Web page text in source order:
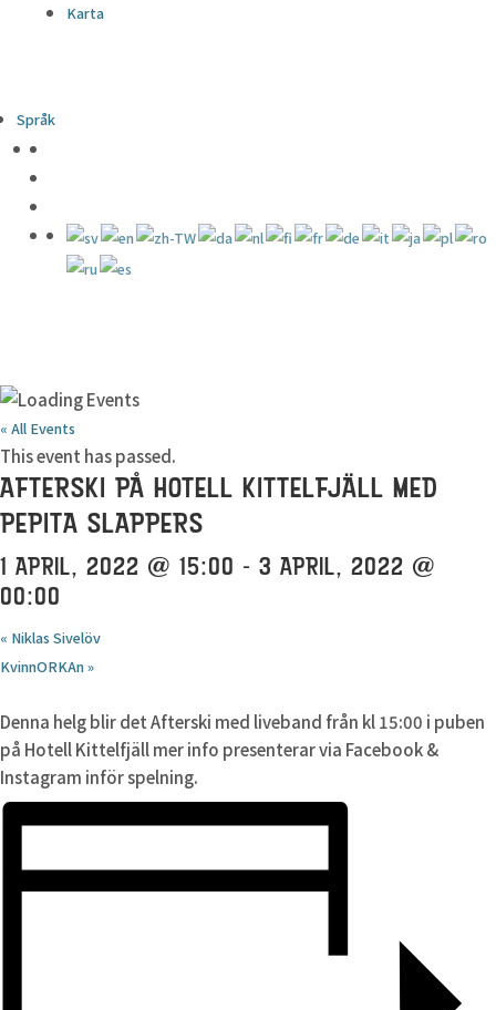
Karta
Språk
« All Events
This event has passed.
AFTERSKI PÅ HOTELL KITTELFJÄLL MED
PEPITA SLAPPERS
1 APRIL, 2022 @ 15:00 - 3 APRIL, 2022 @
00:00
« Niklas Sivelöv
KvinnORKAn»
Denna helg blir det Afterski med liveband från kl 15:00 i puben
på Hotell Kittelfjäll mer info presenterar via Facebook &
Instagram inför spelning.